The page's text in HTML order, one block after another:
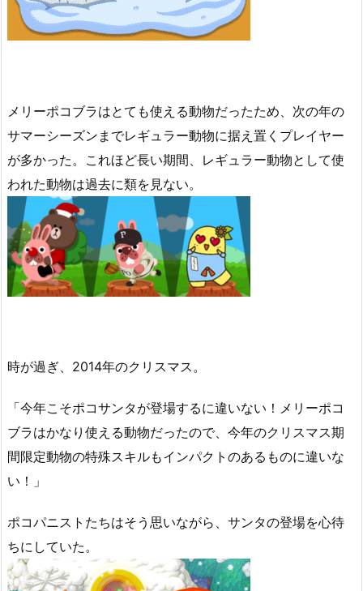
メリーポコブラはとても使える動物だったため、次の年の
サマーシーズンまでレギュラー動物に据え置くプレイヤー
が多かった。これほど長い期間、レギュラー動物として使
われた動物は過去に類を見ない。
時が過ぎ、2014年のクリスマス。
「今年こそポコサンタが登場するに違いない！メリーポコ
ブラはかなり使える動物だったので、今年のクリスマス期
間限定動物の特殊スキルもインパクトのあるものに違いな
い！」
ポコパニストたちはそう思いながら、サンタの登場を心待
ちにしていた。